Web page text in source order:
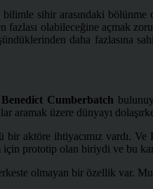
sihir arasındaki
fazlası olabileceğine açmak
daha fazlasına
Benedict Cumberbatch
aramak üzere dünyayı
aktöre ihtiyacımız vardı.
prototip olan biriydi ve bu
olmayan bir özellik var.